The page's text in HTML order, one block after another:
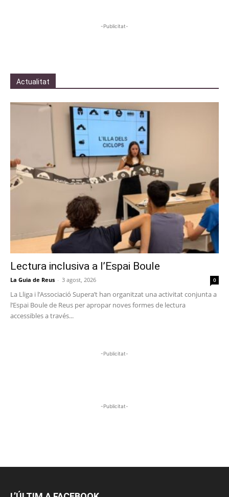
-Publicitat-
Actualitat
Lectura inclusiva a l’Espai Boule
La Guia de Reus - 3 agost, 2026 0
La Lliga i l’Associació Supera’t han organitzat una activitat conjunta a
l’Espai Boule de Reus per apropar noves formes de lectura
accessibles a través...
-Publicitat-
-Publicitat-